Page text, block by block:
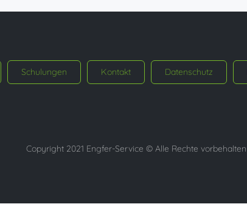
Schulungen Kontakt Datenschutz
Copyright 2021 Engfer-Service © Alle Rechte vorbehalten